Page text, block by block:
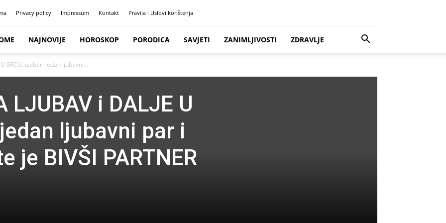
Privacy policy Impressum Kontakt Pravila i Uslovi korištenja
NAJNOVIJE HOROSKOP PORODICA SAVJETI ZANIMLJIVOSTI ZDRAVLJE
SRCU, izaberi jedan ljubavni...
LJUBAV i DALJE U
ljubavni par i
je BIVŠI PARTNER